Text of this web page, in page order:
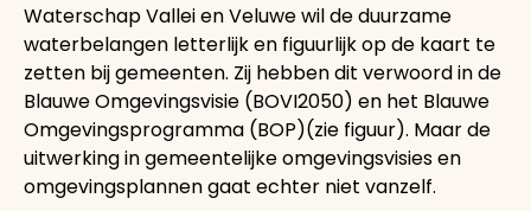
Waterschap Vallei en Veluwe wil de duurzame
waterbelangen letterlijk en figuurlijk op de kaart te
zetten bij gemeenten. Zij hebben dit verwoord in de
Blauwe Omgevingsvisie (BOVI2050) en het Blauwe
Omgevingsprogramma (BOP)(zie figuur). Maar de
uitwerking in gemeentelijke omgevingsvisies en
omgevingsplannen gaat echter niet vanzelf.